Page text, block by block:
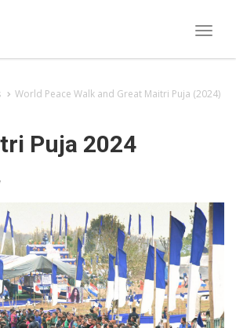
World Peace Walk and Great Maitri Puja (2024)
Puja 2024